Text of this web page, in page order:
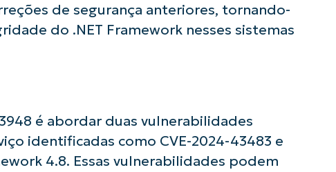
de segurança anteriores, tornando-
do .NET Framework nesses sistemas
é abordar duas vulnerabilidades
identificadas como CVE-2024-43483 e
4.8. Essas vulnerabilidades podem
First
and
last
name*
Business